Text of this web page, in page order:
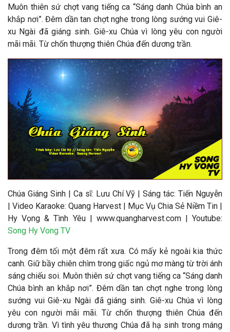
Muôn thiên sứ chợt vang tiếng ca “Sáng danh Chúa bình an
khắp nơi”. Đêm dần tan chợt nghe trong lòng sướng vui Giê-
xu Ngài đã giáng sinh. Giê-xu Chúa vì lòng yêu con người
mãi mãi. Từ chốn thượng thiên Chúa đến dương trần.
Chúa Giáng Sinh| Ca sĩ: Lưu Chí Vỹ | Sáng tác:Tiến Nguyễn
| Video Karaoke: Quang Harvest | Mục Vụ Chia Sẻ Niềm Tin |
Hy Vọng & Tình Yêu | www.quangharvest.com | Youtube:
Song Hy Vong TV
Trong đêm tối một đêm rất xưa. Có mấy kẻ ngoài kia thức
canh. Giữ bầy chiên chìm trong giấc ngủ mơ màng từ trời ánh
sáng chiếu soi. Muôn thiên sứ chợt vang tiếng ca “Sáng danh
Chúa bình an khắp nơi”. Đêm dần tan chợt nghe trong lòng
sướng vui Giê-xu Ngài đã giáng sinh. Giê-xu Chúa vì lòng
yêu con người mãi mãi. Từ chốn thượng thiên Chúa đến
dương trần. Vì tình yêu thương Chúa đã hạ sinh trong máng